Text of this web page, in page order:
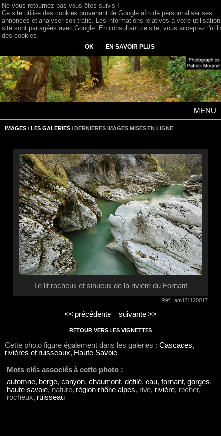
MENU
IMAGES / LES GALERIES / DERNIERES IMAGES MISES EN LIGNE
Le lit rocheux et sinueux de la rivière du Fornant
Réf : am121120017
<< précédente suivante >>
RETOUR VERS LES VIGNETTES
Cette photo figure également dans les galeries : Cascades,
rivières et ruisseaux, Haute Savoie
Mots clés associés à cette photo :
automne, berge, canyon, chaumont, défilé, eau, fornant, gorges,
haute savoie, nature, région rhône alpes, rive, rivière, rocher,
rocheux, ruisseau
Ne vous retournez pas vous êtes suivis !
Ce site utilise des cookies provenant de Google afin de personnaliser ses
annonces et analyser son trafic. Les informations relatives à votre
site sont partagées avec Google. En consultant ce site, vous acceptez
des cookies.
OK EN SAVOIR PLUS